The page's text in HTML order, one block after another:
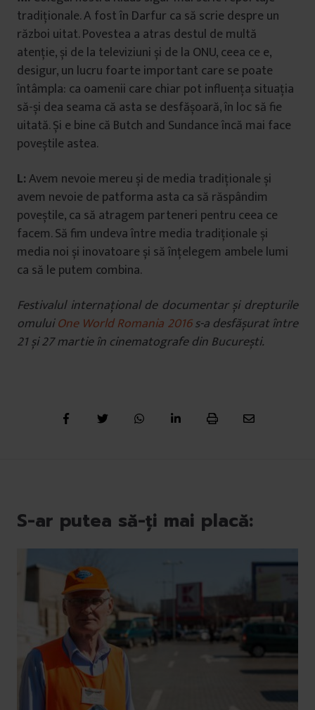
tradiționale. A fost în Darfur ca să scrie despre un
război uitat. Povestea a atras destul de multă
atenție, și de la televiziuni și de la ONU, ceea ce e,
desigur, un lucru foarte important care se poate
întâmpla: ca oamenii care chiar pot influența situația
să-și dea seama că asta se desfășoară, în loc să fie
uitată. Și e bine că Butch and Sundance încă mai face
poveștile astea.
L:Avem nevoie mereu și de media tradiționale și
avem nevoie de patforma asta ca să răspândim
poveștile, ca să atragem parteneri pentru ceea ce
facem. Să fim undeva între media tradiționale și
media noi și inovatoare și să înțelegem ambele lumi
ca să le putem combina.
Festivalul internațional de documentar și drepturile
omuluiOne World Romania 2016s-a desfășurat între
21 și 27 martie în cinematografe din București.
S-ar putea să-ți mai placă: